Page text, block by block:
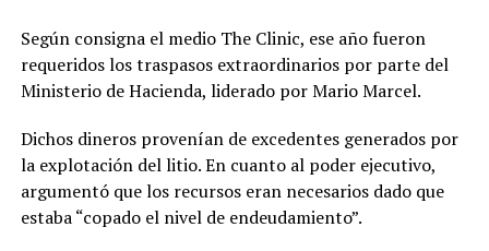
Según consigna el medio The Clinic, ese año fueron
requeridos los traspasos extraordinarios por parte del
Ministerio de Hacienda, liderado por Mario Marcel.
Dichos dineros provenían de excedentes generados por
la explotación del litio. En cuanto al poder ejecutivo,
argumentó que los recursos eran necesarios dado que
estaba “copado el nivel de endeudamiento”.